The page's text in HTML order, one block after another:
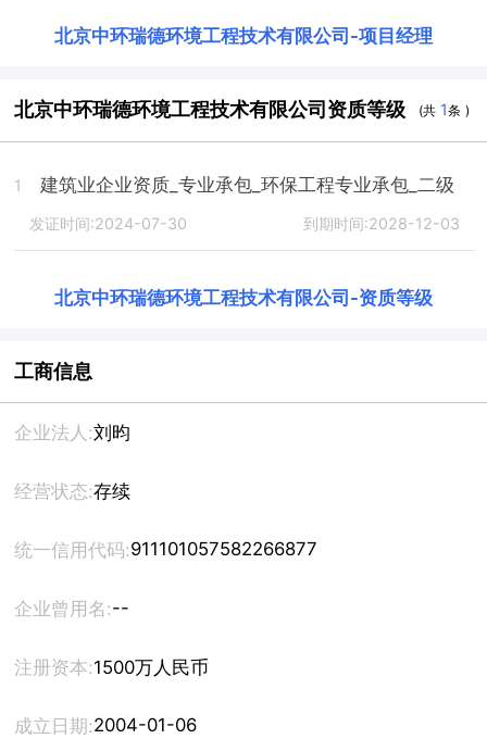
北京中环瑞德环境工程技术有限公司 -项目经理
北京中环瑞德环境工程技术有限公司资质等级 (共 1条 )
1 建筑业企业资质_专业承包_环保工程专业承包_二级
发证时间:2024-07-30 到期时间:2028-12-03
北京中环瑞德环境工程技术有限公司 -资质等级
工商信息
企业法人:刘昀
经营状态:存续
统一信用代码:911101057582266877
企业曾用名:--
注册资本:1500万人民币
成立日期:2004-01-06